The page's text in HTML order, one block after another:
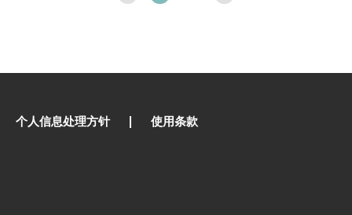
个人信息处理方针 使用条款